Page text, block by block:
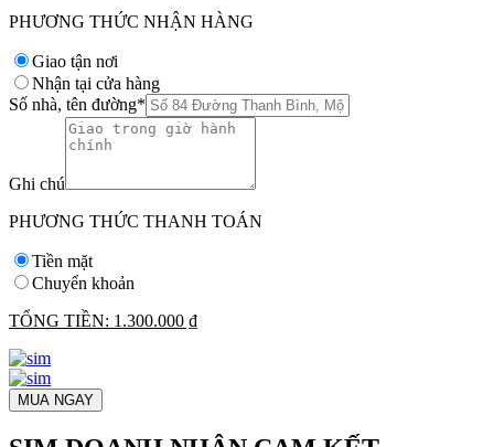
PHƯƠNG THỨC NHẬN HÀNG
Giao tận nơi
Nhận tại cửa hàng
Số nhà, tên đường*
Ghi chú
PHƯƠNG THỨC THANH TOÁN
Tiền mặt
Chuyển khoản
TỔNG TIỀN: 1.300.000 ₫
MUA NGAY